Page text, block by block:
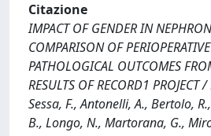
Citazione
IMPACT OF GENDER IN
COMPARISON OF
PATHOLOGICAL OUTCOMES
RESULTS OF RECORD1
Sessa, F., Antonelli, A., Bertolo,
B., Longo, N., Martorana, G.,